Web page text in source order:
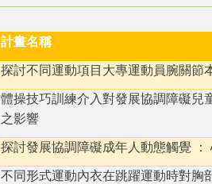
計畫名稱
探討不同運動項目大專運動員腕關節
體操技巧訓練介入對發展協調障礙兒
之影響
探討發展協調障礙成年人動態觸覺
不同形式運動內衣在跳躍運動時對胸